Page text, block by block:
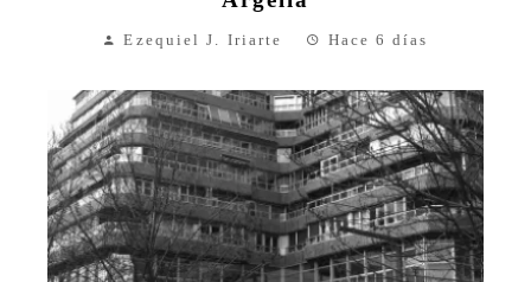
Ezequiel J. Iriarte Hace 6 días